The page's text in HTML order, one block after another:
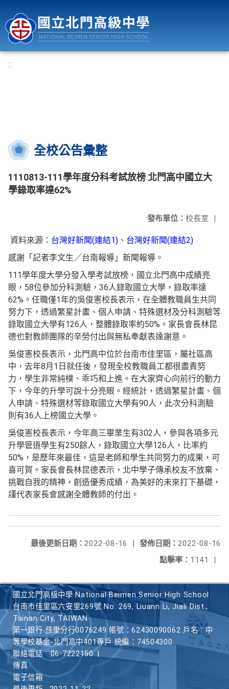
:::
全校公告彙整
1110813-111學年度分科考試放榜 北門高中國立大
學錄取率達62%
發布單位： 校長室 |
資料來源： 台灣好新聞(連結1) 、 台灣好新聞(連結2)
感謝「記者李文生／台南報導」新聞報導。
111學年度大學分發入學考試放榜，國立北門高中成績亮
眼，58位參加分科測驗，36人錄取國立大學，錄取率達
62%。任職僅1年的吳俊憲校長表示，在全體教職員生共同
努力下，透過繁星計畫、個人申請、特殊選材及分科測驗等
錄取國立大學有126人，整體錄取率約50%。家長會長林昆
德也對教師團隊的辛勞付出與無私奉獻表達謝意。
吳俊憲校長表示，北門高中位於台南市佳里區，屬社區高
中，去年8月1日就任後，發現全校教職員工都很盡責努
力，學生非常純樸、乖巧和上進。在大家齊心向前行的動力
下，今年的升學可說十分亮眼。經統計，透過繁星計畫、個
人申請、特殊選材等錄取國立大學有90人，此次分科測驗
則有36人上榜國立大學。
吳俊憲校長表示，今年高三畢業生有302人，參與各項多元
升學管道學生有250餘人，錄取國立大學126人，比率約
50%，是歷年來最佳，這是老師和學生共同努力的成果，可
喜可賀。家長會長林昆德表示，北中學子傳承校友不放棄、
挑戰自我的精神，創造優秀成績，為美好的未來打下基礎，
謹代表家長會感謝全體教師的付出。
發佈日期： 2022-08-16
最後更新日期： 2022-08-16
|
點擊率： 1141 |
國立北門高級中學 National Beimen Senior High School
台南市佳里區六安里269號 No. 269, Liuann Li, Jiali Dist.,
Tainan City, TAIWAN
第一銀行 佳里分行0076249 帳號：62430090062 戶名：中
等學校基金-北門高中401專戶 統編：74504300
聯絡電話
06-7222150
傳真
電子信箱